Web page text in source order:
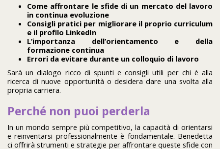
Come affrontare le sfide di un mercato del lavoro
in continua evoluzione
Consigli pratici per migliorare il proprio curriculum
e il profilo LinkedIn
L’importanza dell’orientamento e della
formazione continua
Errori da evitare durante un colloquio di lavoro
Sarà un dialogo ricco di spunti e consigli utili per chi è alla
ricerca di nuove opportunità o desidera dare una svolta alla
propria carriera.
Perché non puoi perderla
In un mondo sempre più competitivo, la capacità di orientarsi
e reinventarsi professionalmente è fondamentale. Benedetta
ci offrirà strumenti e strategie per affrontare queste sfide con